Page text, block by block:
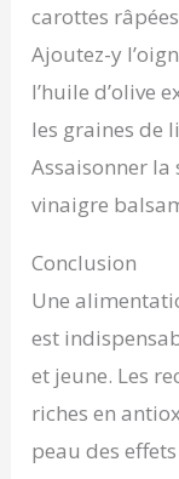
carottes
Ajoutez-y
l’huile d’olive
les graines de
Assaisonner la
vinaigre
Conclusion
Une
est
et jeune. Les
riches en
peau des